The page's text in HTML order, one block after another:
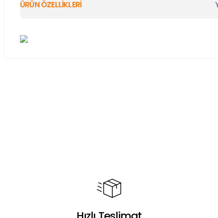
ÜRÜN ÖZELLİKLERİ